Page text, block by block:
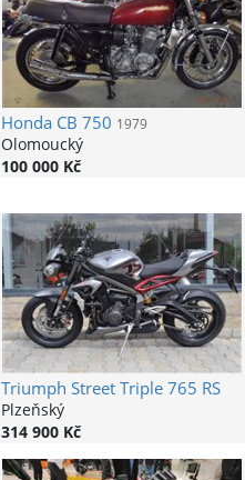
HondaCB 750 1979
Olomoucký
100 000 Kč
Triumph Street Triple 765 RS
Plzeňský
314 900 Kč